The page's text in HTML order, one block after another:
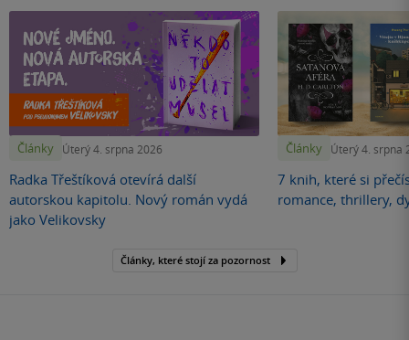
Články Úterý 4. srpna 2026
Radka Třeštíková otevírá další
autorskou kapitolu. Nový román vydá
jako Velikovsky
Články Úterý 4. srpna
7 knih, které si
romance, thrillery,
Články, které stojí za pozornost